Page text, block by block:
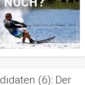
(6): Der